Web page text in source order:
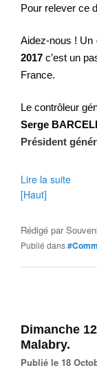
Pour relever ce
Aidez-nous ! Un
2017 c’est un
France.
Le contrôleur
Serge
Président
Lire la suite
[Haut]
Rédigé par
Publié dans
Dimanche
Malabry.
Publié le 18